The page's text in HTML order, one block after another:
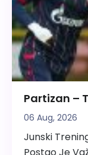
Partizan –
Dana Za
06 Aug, 2026
Junski
Postao Je